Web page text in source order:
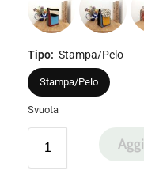
Tipo: Stampa/Pelo
Stampa/Pelo
Svuota